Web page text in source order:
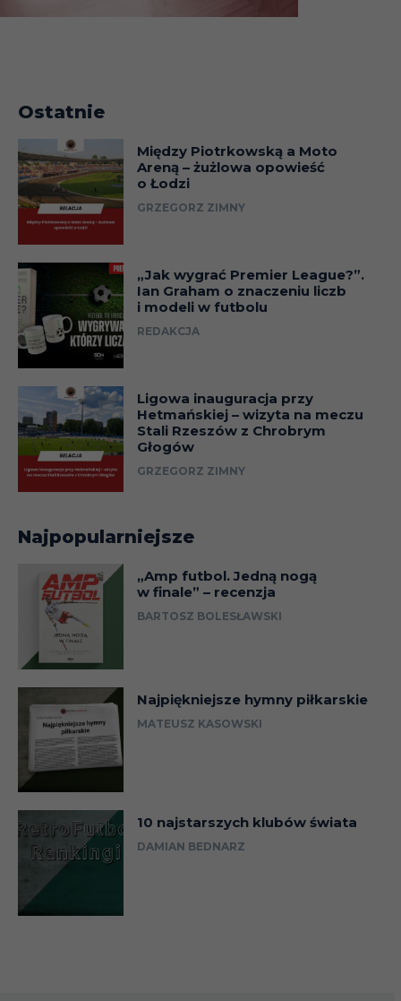
Ostatnie
Między Piotrkowską a Moto
Areną – żużlowa opowieść
o Łodzi
GRZEGORZ ZIMNY
„Jak wygrać Premier League?”.
Ian Graham o znaczeniu liczb
i modeli w futbolu
REDAKCJA
Ligowa inauguracja przy
Hetmańskiej – wizyta na meczu
Stali Rzeszów z Chrobrym
Głogów
GRZEGORZ ZIMNY
Najpopularniejsze
„Amp futbol. Jedną nogą
w finale” – recenzja
BARTOSZ BOLESŁAWSKI
Najpiękniejsze hymny piłkarskie
MATEUSZ KASOWSKI
10 najstarszych klubów świata
DAMIAN BEDNARZ